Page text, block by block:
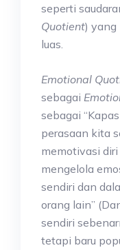
seperti
Quotient) yang
luas.
Emotional
sebagai
sebagai
perasaan kita
memotivasi
mengelola
sendiri dan
orang lain”
sendiri
tetapi baru